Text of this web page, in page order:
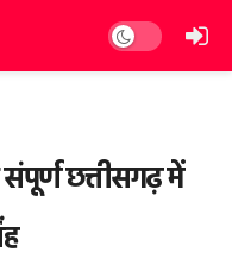
Dark mode
छत्तीसगढ़ में